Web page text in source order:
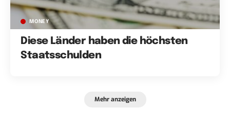
MONEY
Diese Länder haben die höchsten
Staatsschulden
Mehr anzeigen